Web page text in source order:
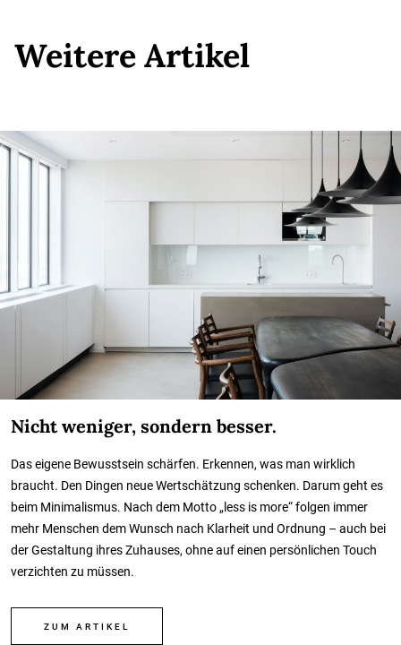
Weitere Artikel
Nicht weniger, sondern besser.
Das eigene Bewusstsein schärfen. Erkennen, was man wirklich
braucht. Den Dingen neue Wertschätzung schenken. Darum geht es
beim Minimalismus. Nach dem Motto „less is more“ folgen immer
mehr Menschen dem Wunsch nach Klarheit und Ordnung – auch bei
der Gestaltung ihres Zuhauses, ohne auf einen persönlichen Touch
verzichten zu müssen.
ZUM ARTIKEL